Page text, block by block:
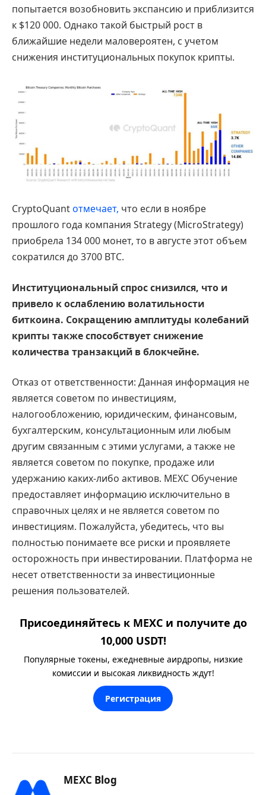
попытается возобновить экспансию и приблизится
к $120 000. Однако такой быстрый рост в
ближайшие недели маловероятен, с учетом
снижения институциональных покупок крипты.
CryptoQuantотмечает, что если в ноябре
прошлого года компания Strategy (MicroStrategy)
приобрела 134 000 монет, то в августе этот объем
сократился до 3700 BTC.
Институциональный спрос снизился, что и
привело к ослаблению волатильности
биткоина. Сокращению амплитуды колебаний
крипты также способствует снижение
количества транзакций в блокчейне.
Отказ от ответственности: Данная информация не
является советом по инвестициям,
налогообложению, юридическим, финансовым,
бухгалтерским, консультационным или любым
другим связанным с этими услугами, а также не
является советом по покупке, продаже или
удержанию каких-либо активов. MEXC Обучение
предоставляет информацию исключительно в
справочных целях и не является советом по
инвестициям. Пожалуйста, убедитесь, что вы
полностью понимаете все риски и проявляете
осторожность при инвестировании. Платформа не
несет ответственности за инвестиционные
решения пользователей.
Присоединяйтесь к MEXC и получите до
10,000 USDT!
Популярные токены, ежедневные аирдропы, низкие
комиссии и высокая ликвидность ждут!
Регистрация
MEXC Blog